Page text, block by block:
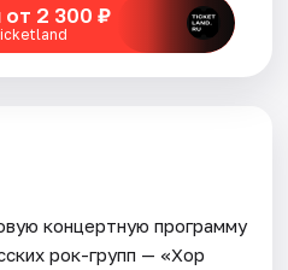
2 300 ₽
концертную программу
рок-групп — «Хор